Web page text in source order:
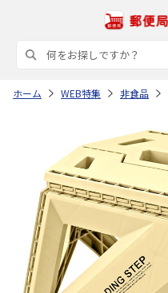
ホーム WEB特集 非食品